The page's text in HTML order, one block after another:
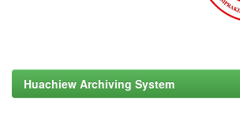
Huachiew Archiving System